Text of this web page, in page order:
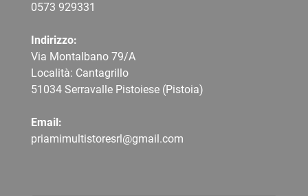
0573 929331
Indirizzo:
Via Montalbano 79/A
Località: Cantagrillo
51034 Serravalle Pistoiese (Pistoia)
Email:
priamimultistoresrl@gmail.com